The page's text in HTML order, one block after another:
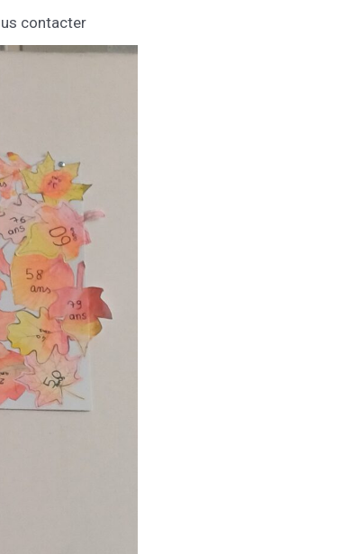
contacter